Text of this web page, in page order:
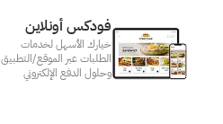
فودكس أونلاين
خيارك الأسهل لخدمات
الطلبات عبر الموقع/التطبيق
وحلول الدفع الإلكتروني